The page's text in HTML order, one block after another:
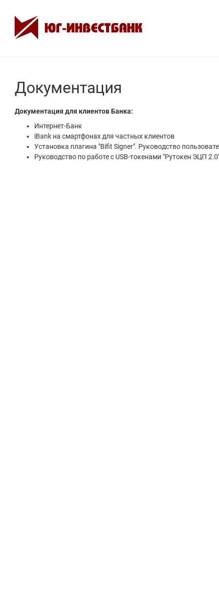
Документация
Документация для клиентов Банка:
Интернет-Банк
iBank на смартфонах для частных клиентов
Установка плагина "Bifit Signer". Руководство
Руководство по работе с USB-токенами "Рутокен ЭЦП